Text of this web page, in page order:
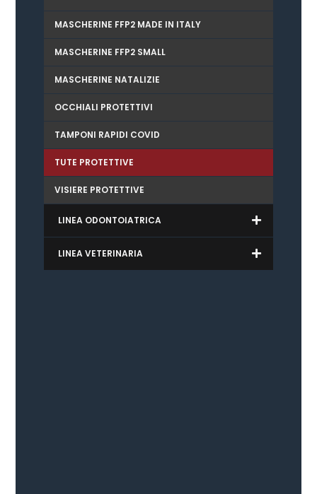
MASCHERINE FFP2 MADE IN ITALY
MASCHERINE FFP2 SMALL
MASCHERINE NATALIZIE
OCCHIALI PROTETTIVI
TAMPONI RAPIDI COVID
TUTE PROTETTIVE
VISIERE PROTETTIVE
LINEA ODONTOIATRICA
LINEA VETERINARIA